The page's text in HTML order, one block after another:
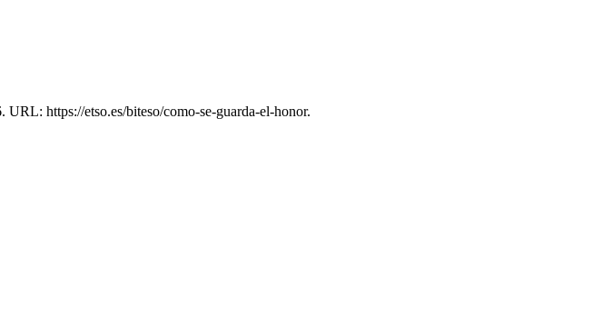
https://etso.es/biteso/como-se-guarda-el-honor.